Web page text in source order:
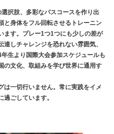
択肢、多彩なパスコースを作り出
と身体をフル回転させるトレーニン
ます。プレー1つ1つにも少しの差が
しチャレンジを恐れない雰囲気、
生より国際大会参加スケジュールも
の文化、取組みを学び世界に通用す
は一切行いません。常に実践をイメ
ごしています。